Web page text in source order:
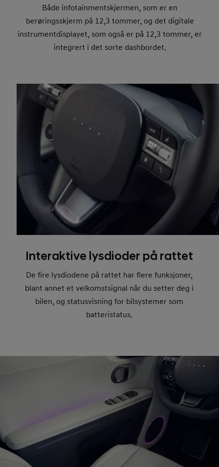
Både infotainmentskjermen, som er en
berøringsskjerm på 12,3 tommer, og det digitale
instrumentdisplayet, som også er på 12,3 tommer, er
integrert i det sorte dashbordet.
Interaktive lysdioder på rattet
De fire lysdiodene på rattet har flere funksjoner,
blant annet et velkomstsignal når du setter deg i
bilen, og statusvisning for bilsystemer som
batteristatus.